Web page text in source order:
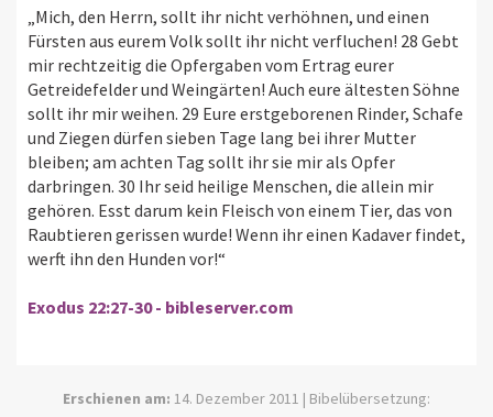
„Mich, den Herrn, sollt ihr nicht verhöhnen, und einen
Fürsten aus eurem Volk sollt ihr nicht verfluchen! 28 Gebt
mir rechtzeitig die Opfergaben vom Ertrag eurer
Getreidefelder und Weingärten! Auch eure ältesten Söhne
sollt ihr mir weihen. 29 Eure erstgeborenen Rinder, Schafe
und Ziegen dürfen sieben Tage lang bei ihrer Mutter
bleiben; am achten Tag sollt ihr sie mir als Opfer
darbringen. 30 Ihr seid heilige Menschen, die allein mir
gehören. Esst darum kein Fleisch von einem Tier, das von
Raubtieren gerissen wurde! Wenn ihr einen Kadaver findet,
werft ihn den Hunden vor!“
Exodus 22:27-30 - bibleserver.com
Erschienen am: 14. Dezember 2011 | Bibelübersetzung: